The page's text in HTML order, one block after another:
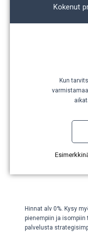
Kokenut
Kun
Hinnat alv 0%. Kysy
pienempiin ja isompiin
palvelusta